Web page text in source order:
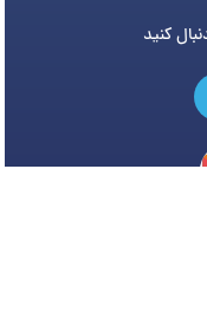
کنید